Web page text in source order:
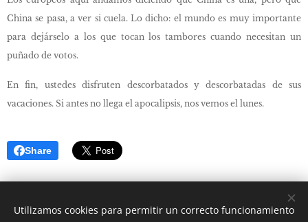
China se pasa, a ver si cuela. Lo dicho: el mundo es muy importante
para dejárselo a los que tocan los tambores cuando necesitan un
puñado de votos.
En fin, ustedes disfruten descorbatados y descorbatadas de sus
vacaciones. Si antes no llega el apocalipsis, nos vemos el lunes.
Share
Utilizamos cookies para permitir un correcto funcionamiento